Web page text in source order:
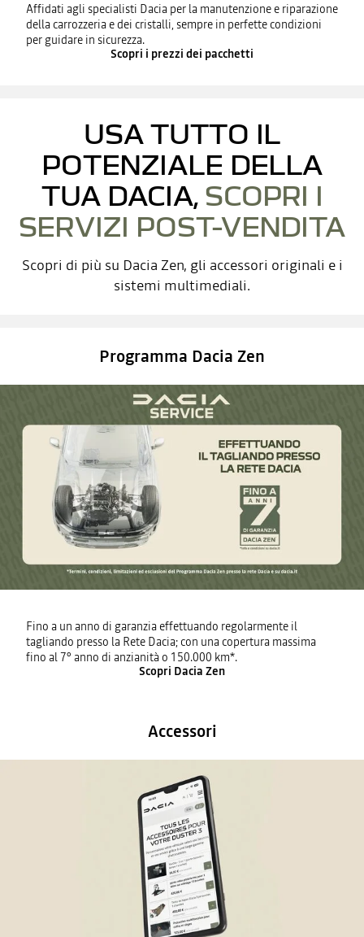
Affidati agli specialisti Dacia per la manutenzione e riparazione
della carrozzeria e dei cristalli, sempre in perfette condizioni
per guidare in sicurezza.
Scopri i prezzi dei pacchetti
USA TUTTO IL
POTENZIALE DELLA
TUA DACIA, SCOPRI I
SERVIZI POST-VENDITA
Scopri di più su Dacia Zen, gli accessori originali e i
sistemi multimediali.
Programma Dacia Zen
Fino a un anno di garanzia effettuando regolarmente il
tagliando presso la Rete Dacia; con una copertura massima
fino al 7° anno di anzianità o 150.000 km*.
Scopri Dacia Zen
Accessori